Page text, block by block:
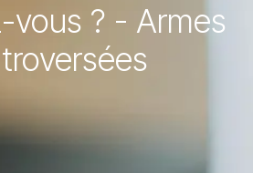
vous ? - Armes